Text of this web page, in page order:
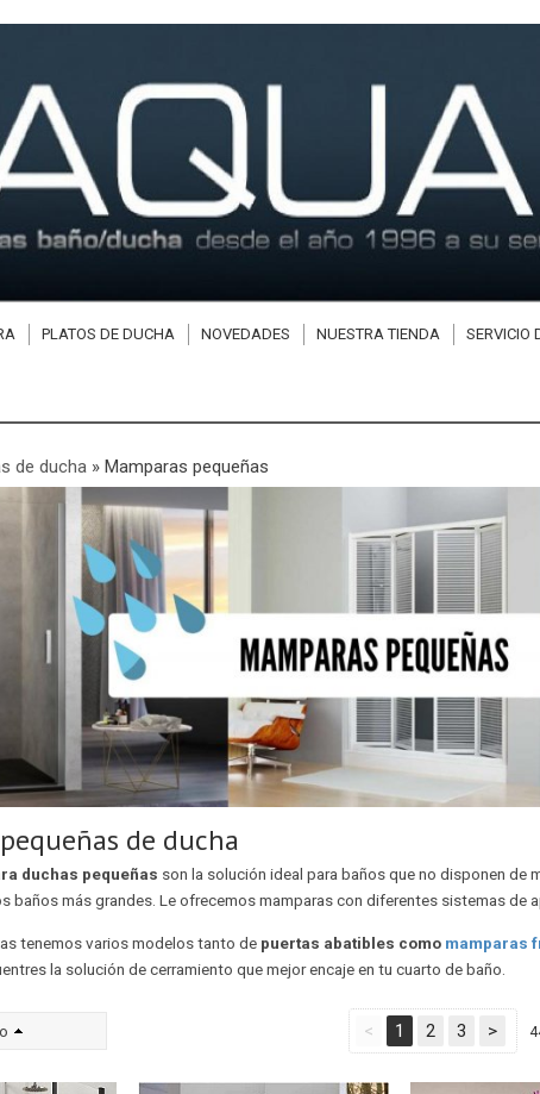
PLATOS DE DUCHA NOVEDADES NUESTRA TIENDA SERVICIO
de ducha» Mamparas pequeñas
de ducha
duchas pequeñas son la solución ideal para baños que no disponen
baños más grandes. Le ofrecemos mamparas con diferentes sistemas de
tenemos varios modelos tanto de puertas abatibles como mamparas
la solución de cerramiento que mejor encaje en tu cuarto de baño.
< 1 2 3 >